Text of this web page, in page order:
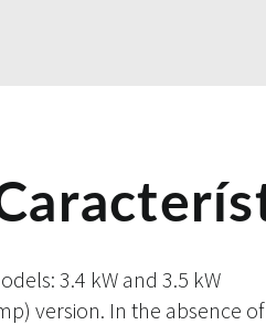
3.4 kW and 3.5 kW
version. In the absence